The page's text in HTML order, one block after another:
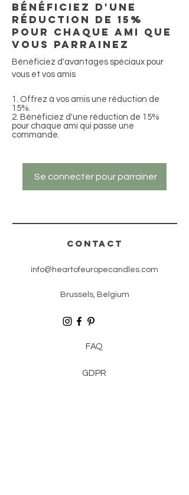
Bénéficiez d'une
réduction de 15%
pour chaque ami que
vous parrainez
Bénéficiez d'avantages spéciaux pour
vous et vos amis
Offrez à vos amis une réduction de
15%.
Bénéficiez d'une réduction de 15%
pour chaque ami qui passe une
commande.
Se connecter pour parrainer
CONTACT
info@heartofeuropecandles.com
Brussels, Belgium
FAQ
GDPR